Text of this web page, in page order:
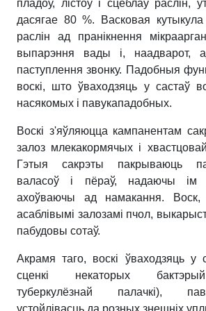
пладоў, лістоў і сцёблаў раслін,
дасягае 80 %. Васковая
раслін ад пранікнення
выпарэння вады і, наадварот,
паступлення звонку. Падобныя
воскі, што ўваходзяць у састаў
насякомых і павукападобных.
Воскі з'яўляюцца кампанентам
залоз млекакормячых і
Гэтыя сакрэты пакрываюць
валасоў і пёраў, надаючы ім
ахоўваючы ад намакання. Воск,
асаблівымі залозамі пчол,
пабудовы сотаў.
Акрамя таго, воскі ўваходзяць у
сценкі некаторых
туберкулёзнай палачкі),
устойлівасць да розных знешніх